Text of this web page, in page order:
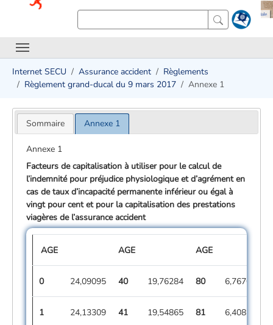
Internet SECU Assurance accident
Règlements
Règlement grand-ducal du 9 mars 2017
Annexe 1
Sommaire Annexe 1
Annexe 1
Facteurs de capitalisation à utiliser pour le calcul de
l’indemnité pour préjudice physiologique et d’agrément en
cas de taux d’incapacité permanente inférieur ou égal à
vingt pour cent et pour la capitalisation des prestations
viagères de l’assurance accident
AGE AGE AGE
0 24,09095 40 19,76284 80 6,76700
1 24,13309 41 19,54865 81 6,40813